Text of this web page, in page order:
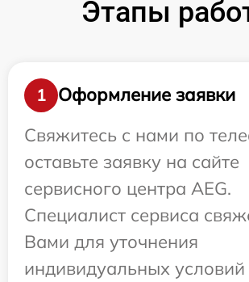
Этапы
1
Оформление заявки
Свяжитесь с нами по
оставьте заявку на сайте
сервисного центра AEG.
Специалист сервиса
Вами для уточнения
индивидуальных